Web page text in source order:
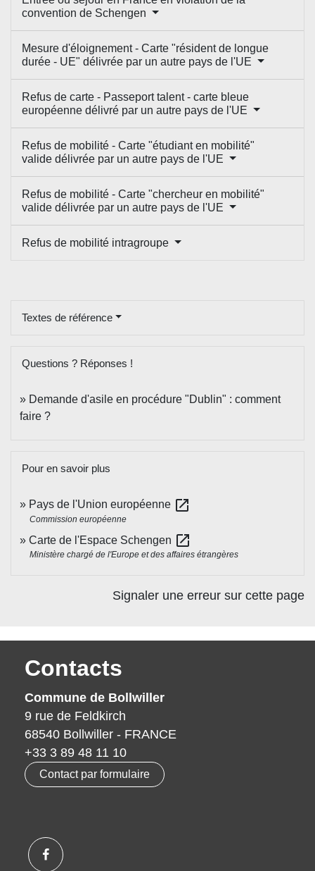
convention de Schengen
Mesure d'éloignement - Carte "résident de longue
durée - UE" délivrée par un autre pays de l'UE
Refus de carte - Passeport talent - carte bleue
européenne délivré par un autre pays de l'UE
Refus de mobilité - Carte "étudiant en mobilité"
valide délivrée par un autre pays de l'UE
Refus de mobilité - Carte "chercheur en mobilité"
valide délivrée par un autre pays de l'UE
Refus de mobilité intragroupe
Textes de référence
Questions ? Réponses !
Demande d'asile en procédure "Dublin" : comment
faire ?
Pour en savoir plus
Pays de l'Union européenne open_in_new
Commission européenne
Carte de l'Espace Schengen open_in_new
Ministère chargé de l'Europe et des affaires étrangères
Signaler une erreur sur cette page
Contacts
Commune de Bollwiller
9 rue de Feldkirch
68540 Bollwiller - FRANCE
+33 3 89 48 11 10
Contact par formulaire